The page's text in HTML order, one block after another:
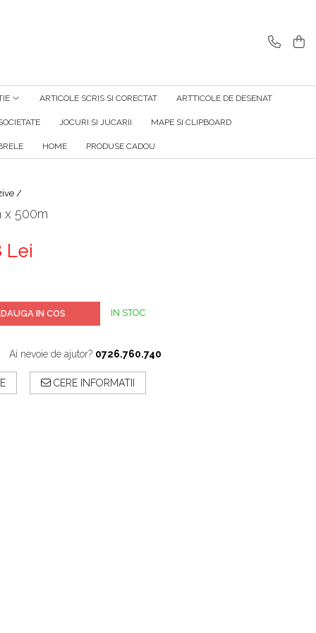
ARTICOLE SCRIS SI CORECTAT ARTTICOLE DE DESENAT
JOCURI SI JUCARII MAPE SI CLIPBOARD
HOME PRODUSE CADOU
/
x 500m
Lei
IN COS IN STOC
Ai nevoie de ajutor? 0726.760.740
CERE INFORMATII